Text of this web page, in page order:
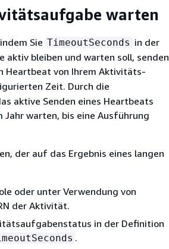
warten
Sie TimeoutSeconds in der
bleiben und warten soll, senden
Heartbeat von Ihrem Aktivitäts-
Zeit. Durch die
aktive Senden eines Heartbeats
Jahr warten, bis eine Ausführung
der auf das Ergebnis eines langen
oder unter Verwendung von
der Aktivität.
in der Definition
.